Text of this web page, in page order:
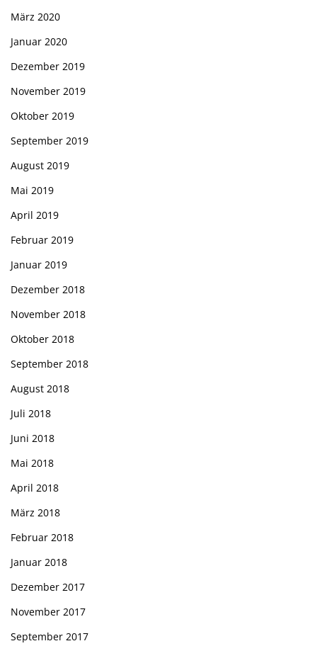
März 2020
Januar 2020
Dezember 2019
November 2019
Oktober 2019
September 2019
August 2019
Mai 2019
April 2019
Februar 2019
Januar 2019
Dezember 2018
November 2018
Oktober 2018
September 2018
August 2018
Juli 2018
Juni 2018
Mai 2018
April 2018
März 2018
Februar 2018
Januar 2018
Dezember 2017
November 2017
September 2017